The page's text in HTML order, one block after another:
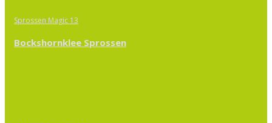
Sprossen Magic 13
Bockshornklee Sprossen